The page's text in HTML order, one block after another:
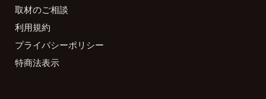
取材のご相談
利用規約
プライバシーポリシー
特商法表示